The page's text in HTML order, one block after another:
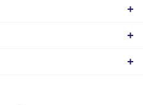
+
+
+